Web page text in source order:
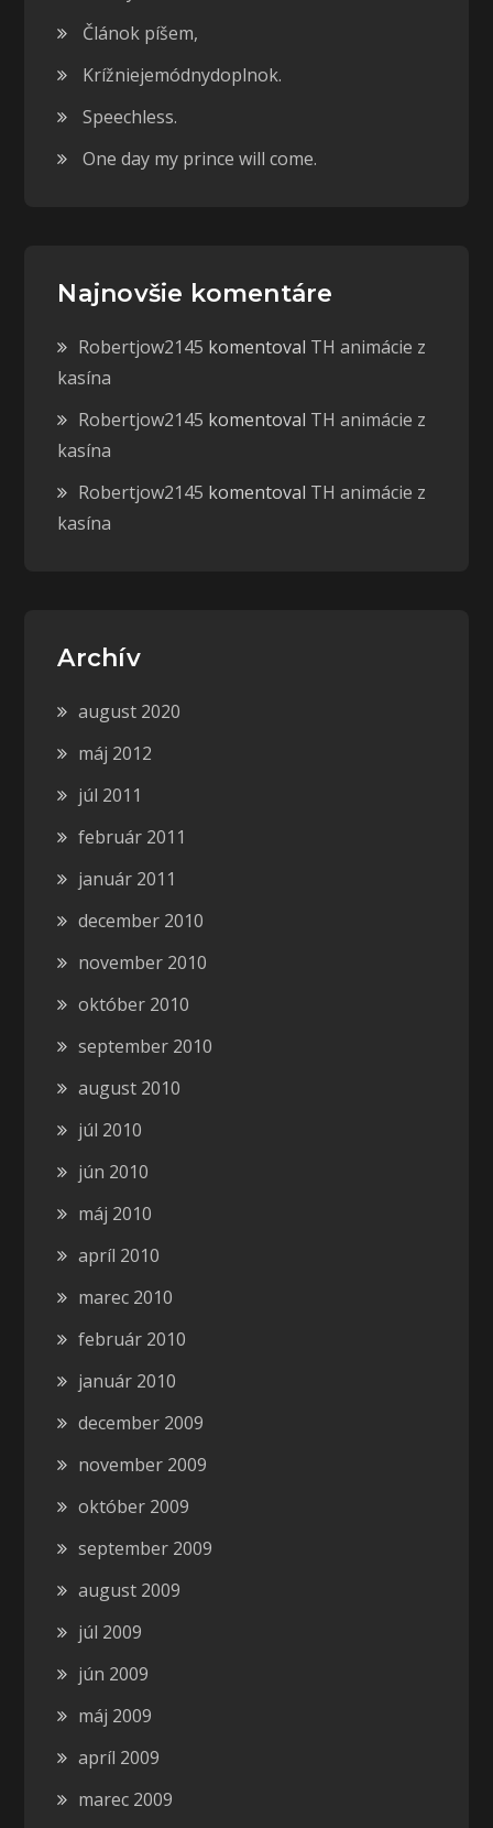
Článok píšem,
Krížniejemódnydoplnok.
Speechless.
One day my prince will come.
Najnovšie komentáre
Robertjow2145 komentoval TH animácie z
kasína
Robertjow2145 komentoval TH animácie z
kasína
Robertjow2145 komentoval TH animácie z
kasína
Archív
august 2020
máj 2012
júl 2011
február 2011
január 2011
december 2010
november 2010
október 2010
september 2010
august 2010
júl 2010
jún 2010
máj 2010
apríl 2010
marec 2010
február 2010
január 2010
december 2009
november 2009
október 2009
september 2009
august 2009
júl 2009
jún 2009
máj 2009
apríl 2009
marec 2009